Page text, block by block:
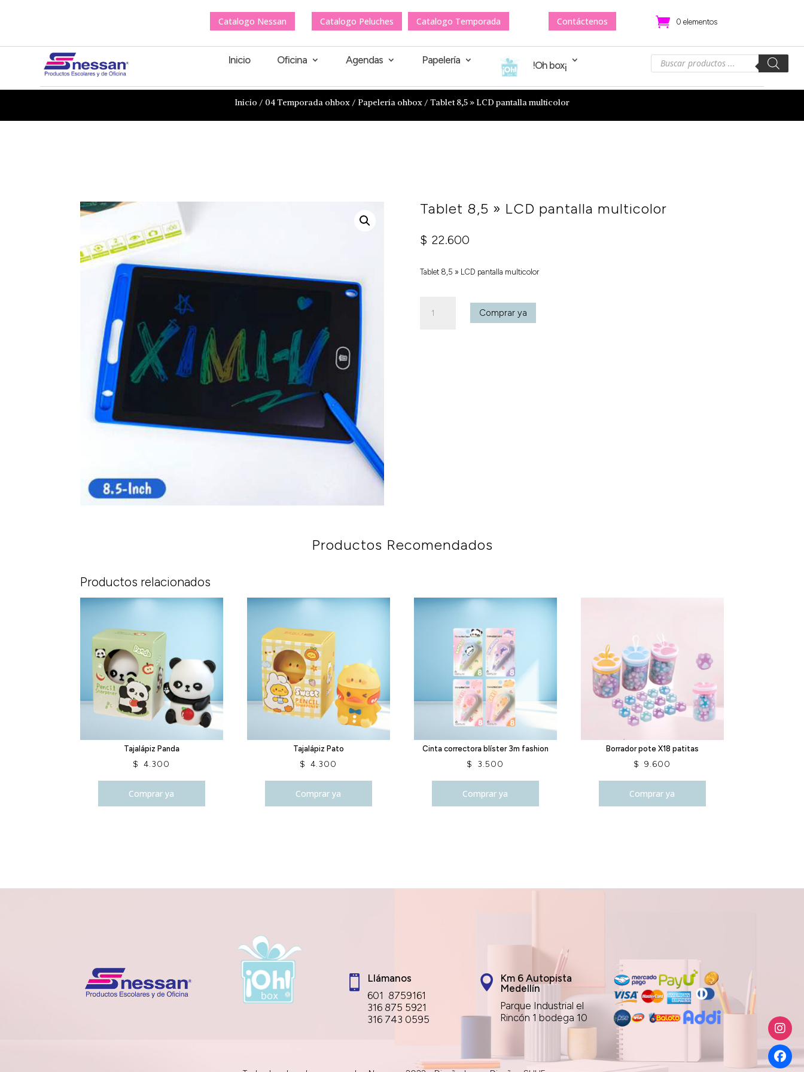
Catalogo Nessan Catalogo Peluches Catalogo Temporada Contáctenos 0 elementos
Inicio Oficina Agendas Papelería !Oh box¡
Búsqueda
productos
Inicio / 04 Temporada ohbox / Papelería ohbox / Tablet 8,5 » LCD pantalla multicolor
Tablet 8,5 » LCD pantalla multicolor
$ 22.600
Tablet 8,5 » LCD pantalla multicolor
Comprar ya
Productos Recomendados
Productos relacionados
Tajalápiz Panda
$ 4.300
Comprar ya
Tajalápiz Pato
$ 4.300
Comprar ya
Cinta correctora blíster 3m fashion
$ 3.500
Comprar ya
Borrador pote X18 patitas
$ 9.600
Comprar ya

Llámanos
601 8759161
316 875 5921
316 743 0595

Km 6 Autopista
Medellín
Parque Industrial el
Rincón 1 bodega 10